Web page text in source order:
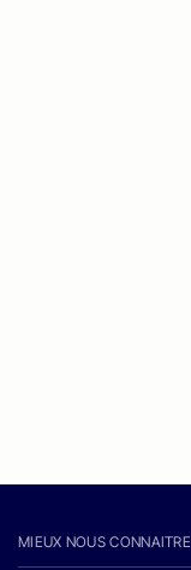
MIEUX NOUS CONNAITRE